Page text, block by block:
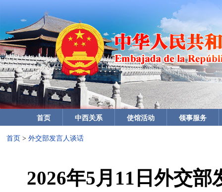
首页 中西关系 使馆活动 领事服务
首页 > 外交部发言人谈话
2026年5月11日外交